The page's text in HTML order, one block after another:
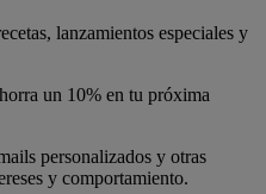
lanzamientos especiales y
un 10% en tu próxima
personalizados y otras
y comportamiento.